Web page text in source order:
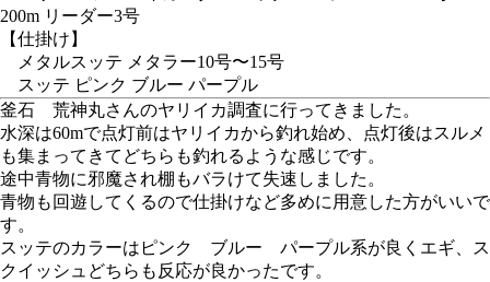
200m リーダー3号
【仕掛け】
メタルスッテ メタラー10号〜15号
スッテ ピンク ブルー パープル
釜石 荒神丸さんのヤリイカ調査に行ってきました。
水深は60mで点灯前はヤリイカから釣れ始め、点灯後はスルメ
も集まってきてどちらも釣れるような感じです。
途中青物に邪魔され棚もバラけて失速しました。
青物も回遊してくるので仕掛けなど多めに用意した方がいいで
す。
スッテのカラーはピンク ブルー パープル系が良くエギ、ス
クイッシュどちらも反応が良かったです。